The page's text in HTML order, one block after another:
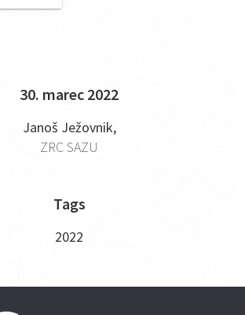
30. marec 2022
Janoš Ježovnik,
ZRC SAZU
Tags
2022